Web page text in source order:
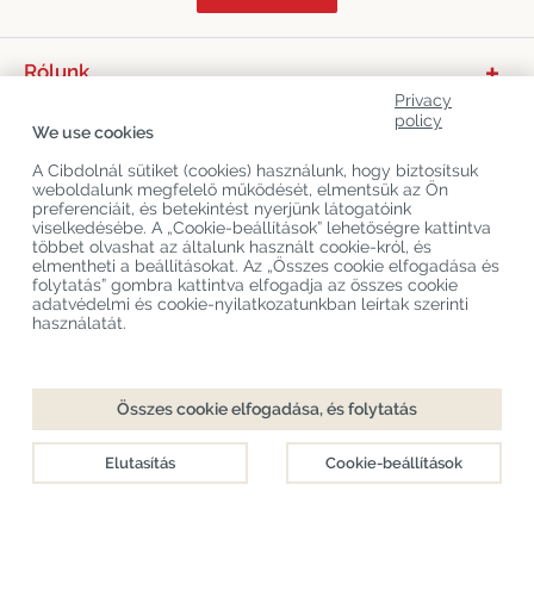
Rólunk
Legújabb CBD Blogok
Privacy
policy
We use cookies
A Cibdolnál sütiket (cookies) használunk, hogy biztosítsuk
weboldalunk megfelelő működését, elmentsük az Ön
preferenciáit, és betekintést nyerjünk látogatóink
viselkedésébe. A „Cookie-beállítások” lehetőségre kattintva
többet olvashat az általunk használt cookie-król, és
elmentheti a beállításokat. Az „Összes cookie elfogadása és
folytatás” gombra kattintva elfogadja az összes cookie
adatvédelmi és cookie-nyilatkozatunkban leírtak szerinti
használatát.
Összes cookie elfogadása, és folytatás
Elutasítás Cookie-beállítások
Copyright©CibdolLast updated 09-08-2026
Cibdol bv, Handelsweg 1a, 5492NL Sint-Oedenrode, the Netherlands
KvK: 76495035 VAT: NL860644923B01